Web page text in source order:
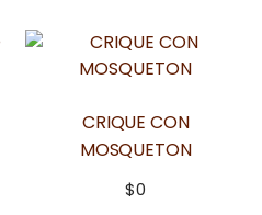
CRIQUE CON
MOSQUETON
$0